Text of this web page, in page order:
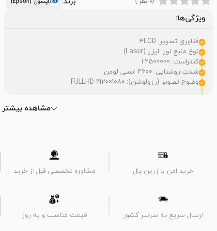
ویژگی‌ها:
فناوری تصویر: 3LCD
نوع منبع نور: لیزر (Laser)
کنتراست: 1:2500000
شدت روشنایی: 4600 انسی لومن
وضوح تصویر (رزولوشن): FULLHD 1920×1080
مشاهده بیشتر
خرید امن با زرین پال مشاوره تخصصی قبل از خرید
ارسال سریع به سراسر کشور قیمت مناسب و به روز